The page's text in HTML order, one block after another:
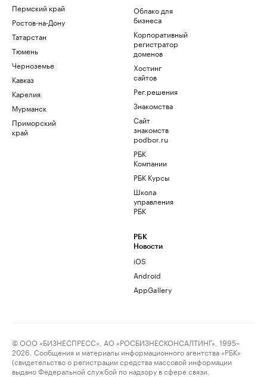
Пермский край
Ростов-на-Дону
Татарстан
Тюмень
Черноземье
Кавказ
Карелия
Мурманск
Приморский
край
Облако для
бизнеса
Корпоративный
регистратор
доменов
Хостинг
сайтов
Рег.решения
Знакомства
Сайт
знакомств
podbor.ru
РБК
Компании
РБК Курсы
Школа
управления
РБК
РБК
Новости
iOS
Android
AppGallery
© ООО «БИЗНЕСПРЕСС», АО «РОСБИЗНЕСКОНСАЛТИНГ», 1995–
2026. Сообщения и материалы информационного агентства «РБК»
(свидетельство о регистрации средства массовой информации
выдано Федеральной службой по надзору в сфере связи,